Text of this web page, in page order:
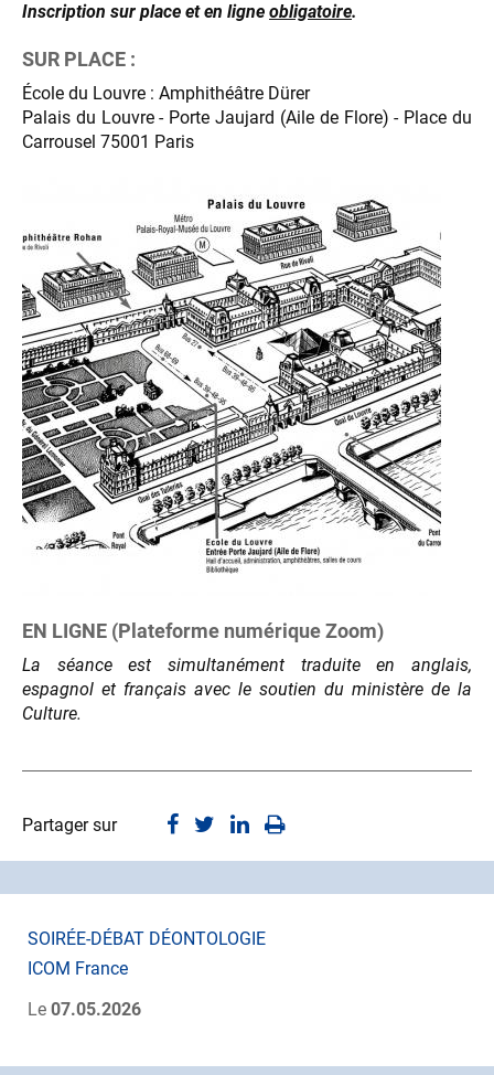
Inscription sur place et en ligne obligatoire.
SUR PLACE :
École du Louvre : Amphithéâtre Dürer
Palais du Louvre - Porte Jaujard (Aile de Flore) - Place du
Carrousel 75001 Paris
EN LIGNE (Plateforme numérique Zoom)
La séance est simultanément traduite en anglais,
espagnol et français avec le soutien du ministère de la
Culture.
Partager sur
SOIRÉE-DÉBAT DÉONTOLOGIE
ICOM France
Le 07.05.2026